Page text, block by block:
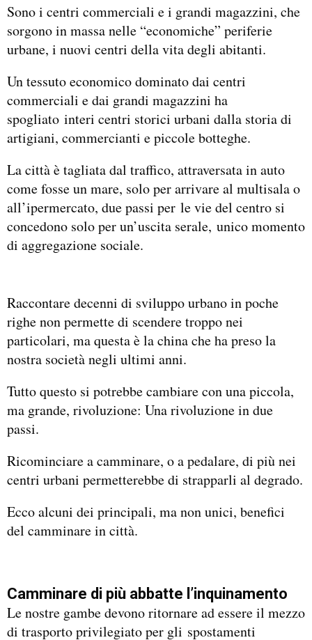
Sono i centri commerciali e i grandi magazzini, che
sorgono in massa nelle “economiche” periferie
urbane, i nuovi centri della vita degli abitanti.
Un tessuto economico dominato dai centri
commerciali e dai grandi magazzini ha
spogliato interi centri storici urbani dalla storia di
artigiani, commercianti e piccole botteghe.
La città è tagliata dal traffico, attraversata in auto
come fosse un mare, solo per arrivare al multisala o
all’ipermercato, due passi per le vie del centro si
concedono solo per un’uscita serale, unico momento
di aggregazione sociale.
Raccontare decenni di sviluppo urbano in poche
righe non permette di scendere troppo nei
particolari, ma questa è la china che ha preso la
nostra società negli ultimi anni.
Tutto questo si potrebbe cambiare con una piccola,
ma grande, rivoluzione: Una rivoluzione in due
passi.
Ricominciare a camminare, o a pedalare, di più nei
centri urbani permetterebbe di strapparli al degrado.
Ecco alcuni dei principali, ma non unici, benefici
del camminare in città.
Camminare di più abbatte l’inquinamento
Le nostre gambe devono ritornare ad essere il mezzo
di trasporto privilegiato per gli spostamenti